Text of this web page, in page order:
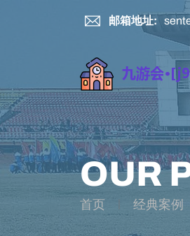
邮箱地址:
OUR
首页 经典案例